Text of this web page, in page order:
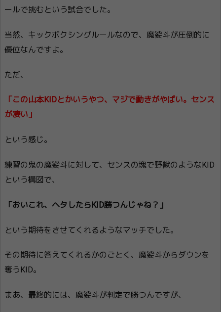
ールで挑むという試合でした。
当然、キックボクシングルールなので、魔娑斗が圧倒的に
優位なんですよ。
ただ、
「この山本KIDとかいうやつ、マジで動きがやばい。センス
が凄い」
という感じ。
練習の鬼の魔娑斗に対して、センスの塊で野獣のようなKID
という構図で、
「おいこれ、ヘタしたらKID勝つんじゃね？」
という期待をさせてくれるようなマッチでした。
その期待に答えてくれるかのごとく、魔娑斗からダウンを
奪うKID。
まあ、最終的には、魔娑斗が判定で勝つんですが、